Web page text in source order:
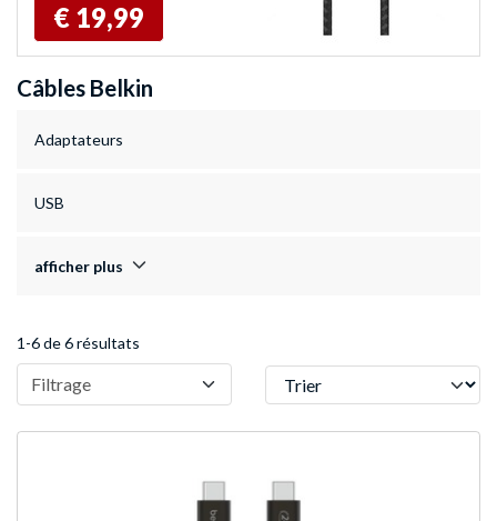
€ 19,99
Câbles Belkin
Adaptateurs
USB
afficher plus
1-6 de 6 résultats
Filtrage Trier